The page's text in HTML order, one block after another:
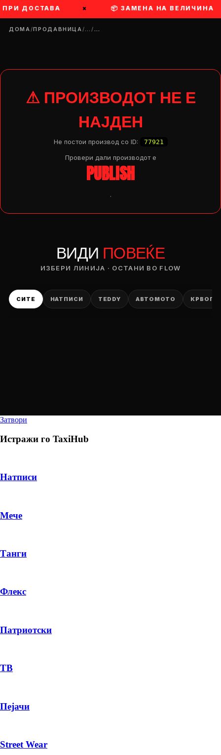
ДОСТАВА × 📦 ЗАМЕНА НА ВЕЛИЧИНА
ДОМА/ПРОДАВНИЦА/…/…
⚠ ПРОИЗВОДОТ НЕ Е
НАЈДЕН
Не постои производ со ID: 77921
Провери дали производот e
PUBLISH
.
ВИДИ ПОВЕЌЕ
ИЗБЕРИ ЛИНИЈА · ОСТАНИ ВО FLOW
СИТЕ НАТПИСИ TEDDY АВТОМОТО
PRODUCT
ПЛАТИ ПРИ ДОСТАВА ВО КЕШ
Затвори
Истражи го TaxiHub
Натписи
Мече
Танги
Флекс
Патриотски
ТВ
Пејачи
Street Wear